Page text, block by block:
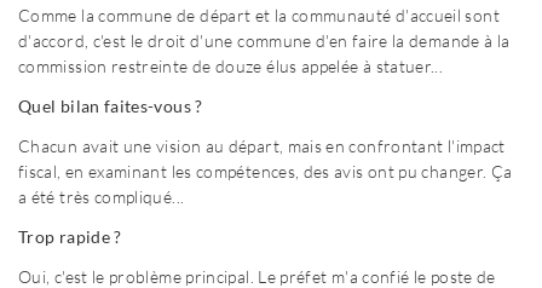
Comme la commune de départ et la communauté d'accueil sont
d'accord, c'est le droit d'une commune d'en faire la demande à la
commission restreinte de douze élus appelée à statuer...
Quel bilan faites-vous ?
Chacun avait une vision au départ, mais en confrontant l'impact
fiscal, en examinant les compétences, des avis ont pu changer. Ça
a été très compliqué...
Trop rapide ?
Oui, c'est le problème principal. Le préfet m'a confié le poste de